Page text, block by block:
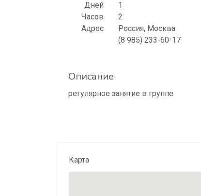
Дней
1
Часов
2
Адрес
Россия, Москва
(8 985) 233-60-17
Описание
регулярное занятие в группе
Карта